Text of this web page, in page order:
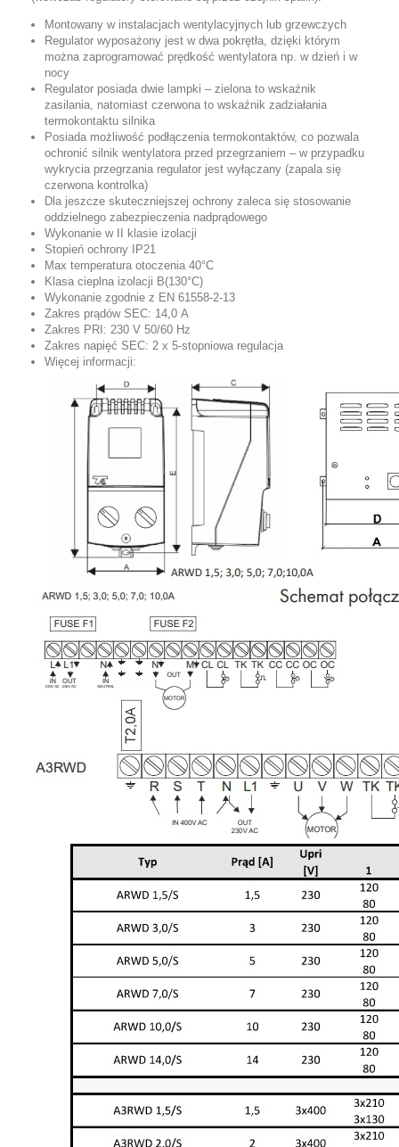
Montowany w instalacjach wentylacyjnych lub grzewczych
Regulator wyposażony jest w dwa pokrętła, dzięki którym
można zaprogramować prędkość wentylatora np. w dzień i w
nocy
Regulator posiada dwie lampki – zielona to wskaźnik
zasilania, natomiast czerwona to wskaźnik zadziałania
termokontaktu silnika
Posiada możliwość podłączenia termokontaktów, co pozwala
ochronić silnik wentylatora przed przegrzaniem – w przypadku
wykrycia przegrzania regulator jest wyłączany (zapala się
czerwona kontrolka)
Dla jeszcze skuteczniejszej ochrony zaleca się stosowanie
oddzielnego zabezpieczenia nadprądowego
Wykonanie w II klasie izolacji
Stopień ochrony IP21
Max temperatura otoczenia 40°C
Klasa cieplna izolacji B(130°C)
Wykonanie zgodnie z EN 61558-2-13
Zakres prądów SEC: 14,0 A
Zakres PRI: 230 V 50/60 Hz
Zakres napięć SEC: 2 x 5-stopniowa regulacja
Więcej informacji: